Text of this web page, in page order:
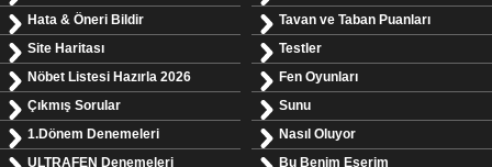
Hata & Öneri Bildir
Site Haritası
Nöbet Listesi Hazırla 2026
Çıkmış Sorular
1.Dönem Denemeleri
ULTRAFEN Denemeleri
Tavan ve Taban Puanları
Testler
Fen Oyunları
Sunu
Nasıl Oluyor
Bu Benim Eserim